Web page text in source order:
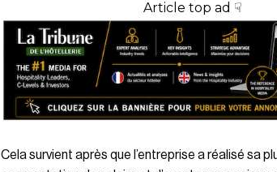
Article top ad ☟
Cela survient après que l’entreprise a réalisé sa